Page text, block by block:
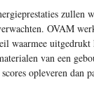
zullen
OVAM
waarmee
van een
opleveren dan